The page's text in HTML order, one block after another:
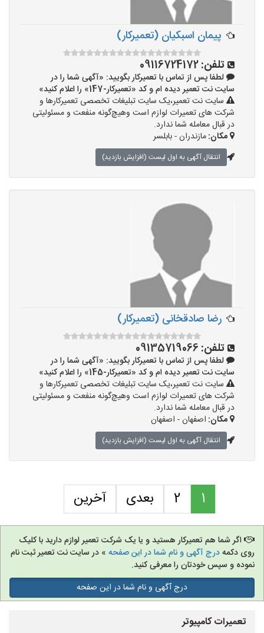
پیمان اسبکیان (تعمیرکار)
تلفن:09116724172
لطفا پس از تماس با تعمیرکار بگویید: «آگهی شما را در
سایت نت تعمیر دیده ام و کد «تعمیرکار-147» را اعلام کنید»
سایت نت تعمیر،یک سایت تبلیغات تخصصی تعمیرکارها و
شرکت های تعمیرات لوازم است وهیچ‌گونه منفعت و مسئولیتی
در قبال معامله شما ندارد.
مکان:مازندران - بابلسر
انتقال آگهی به اول لیست (افزایش بازدید)
رضا صادقخانی (تعمیرکار)
تلفن: 09135719066
لطفا پس از تماس با تعمیرکار بگویید: «آگهی شما را در
سایت نت تعمیر دیده ام و کد «تعمیرکار-145» را اعلام کنید»
سایت نت تعمیر،یک سایت تبلیغات تخصصی تعمیرکارها و
شرکت های تعمیرات لوازم است وهیچ‌گونه منفعت و مسئولیتی
در قبال معامله شما ندارد.
مکان: اصفهان - اصفهان
انتقال آگهی به اول لیست (افزایش بازدید)
1
2 بعدی آخرین
اگر شما هم تعمیرکار هستید و یا یک شرکت تعمیر لوازم دارید با کلیک
روی دکمهدرج آگهی و نام شما در این صفحه » در سایت نت تعمیر ثبت نام
نموده و سپس خودتان را معرفی کنید.
درج آگهی و نام شما در این صفحه
تعمیرات کامپیوتر